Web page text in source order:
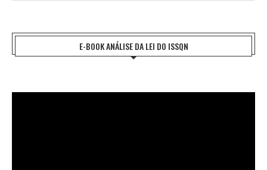
E-BOOK ANÁLISE DA LEI DO ISSQN